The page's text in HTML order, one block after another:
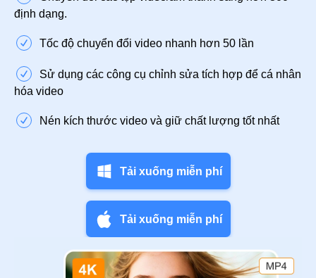
định dạng.
Tốc độ chuyển đổi video nhanh hơn 50 lần
Sử dụng các công cụ chỉnh sửa tích hợp để cá nhân
hóa video
Nén kích thước video và giữ chất lượng tốt nhất
Tải xuống miễn phí
Tải xuống miễn phí